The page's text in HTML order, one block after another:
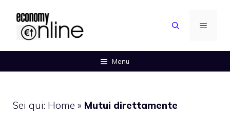
contenuto
MENU
Menu
Sei qui: Home » Mutui direttamente